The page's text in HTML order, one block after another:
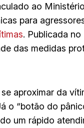
ao
para
. Publicada
das medidas
aproximar da
o “botão do
um rápido